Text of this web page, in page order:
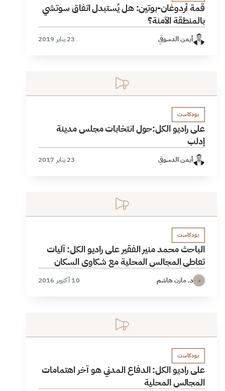
قمة أردوغان-بوتين: هل يُستبدل اتفاق سوتشي
بالمنطقة الآمنة؟
أيمن الدسوقي 23 يناير 2019
بودكاست
على راديو الكل:حول انتخابات مجلس مدينة
إدلب
أيمن الدسوقي 23 يناير 2017
بودكاست
الباحث محمد منير الفقير على راديو الكل: آليات
تعاطي المجالس المحلية مع شكاوى السكان
د د. مازن هاشم 10 أكتوبر 2016
بودكاست
على راديو الكل: الدفاع المدني هو آخر اهتمامات
المجالس المحلية